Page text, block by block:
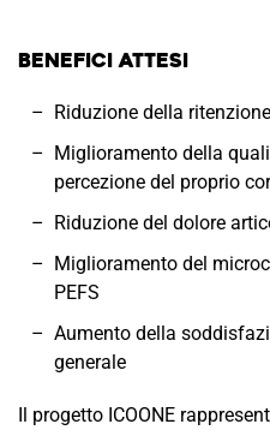
Benefici Attesi
Riduzione della
Miglioramento della
percezione del proprio
Riduzione del dolore
Miglioramento del
PEFS
Aumento della
generale
Il progetto ICOONE